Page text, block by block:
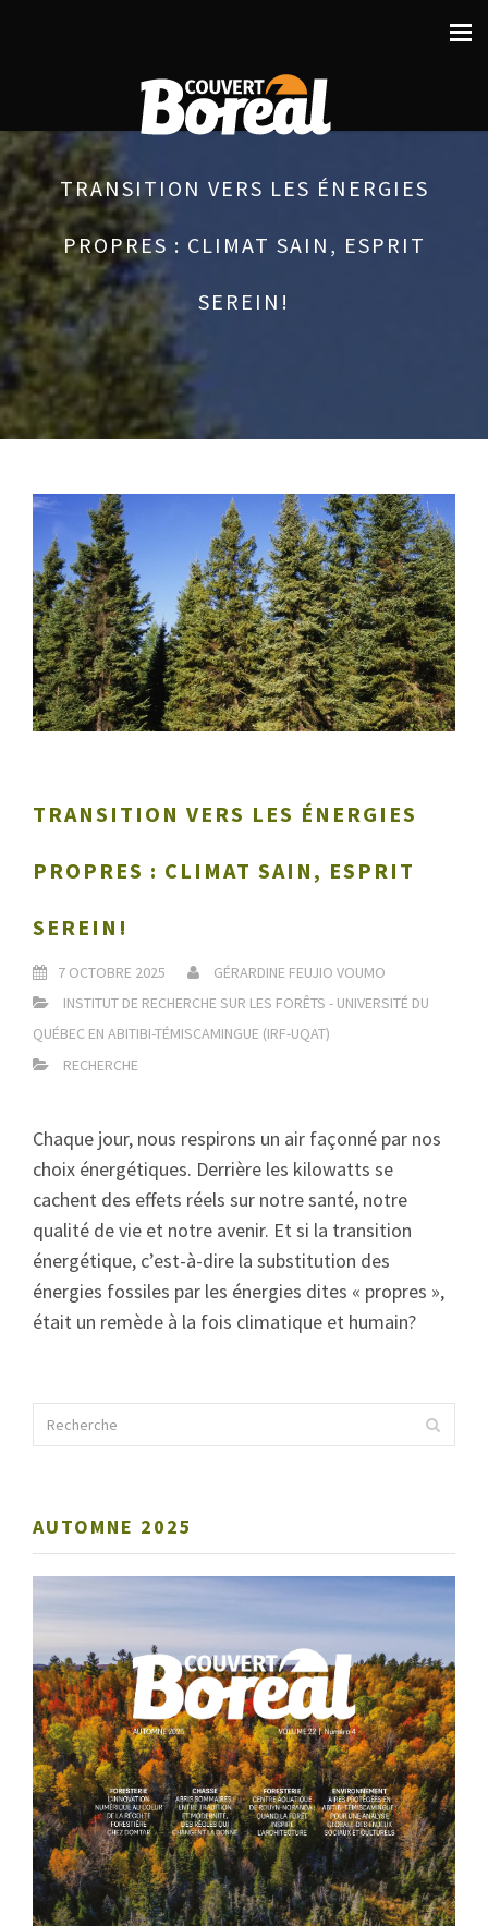
TRANSITION VERS LES ÉNERGIES
PROPRES : CLIMAT SAIN, ESPRIT
SEREIN!
TRANSITION VERS LES ÉNERGIES
PROPRES : CLIMAT SAIN, ESPRIT
SEREIN!
7 OCTOBRE 2025
GÉRARDINE FEUJIO VOUMO
INSTITUT DE RECHERCHE SUR LES FORÊTS - UNIVERSITÉ DU
QUÉBEC EN ABITIBI-TÉMISCAMINGUE (IRF-UQAT)
RECHERCHE
Chaque jour, nous respirons un air façonné par nos
choix énergétiques. Derrière les kilowatts se
cachent des effets réels sur notre santé, notre
qualité de vie et notre avenir. Et si la transition
énergétique, c’est-à-dire la substitution des
énergies fossiles par les énergies dites « propres »,
était un remède à la fois climatique et humain?
AUTOMNE 2025